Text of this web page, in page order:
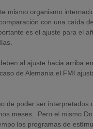
mismo organismo
con una caída
es el ajuste para el
al ajuste hacia arriba
de Alemania el FMI
de poder ser
meses. Pero el mismo
los programas de